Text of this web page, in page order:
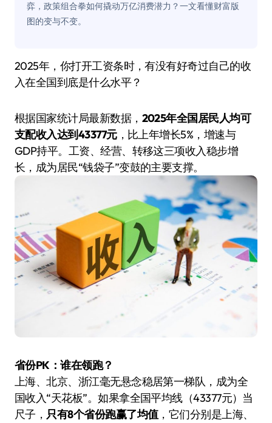
弈，政策组合拳如何撬动万亿消费潜力？一文看懂财富版
图的变与不变。
2025年，你打开工资条时，有没有好奇过自己的收
入在全国到底是什么水平？
根据国家统计局最新数据， 2025年全国居民人均可
支配收入达到43377元，比上年增长5%，增速与
GDP持平。工资、经营、转移这三项收入稳步增
长，成为居民“钱袋子”变鼓的主要支撑。
省份PK：谁在领跑？
上海、北京、浙江毫无悬念稳居第一梯队，成为全
国收入“天花板”。如果拿全国平均线（43377元）当
尺子， 只有8个省份跑赢了均值，它们分别是上海、